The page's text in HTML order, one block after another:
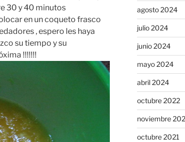
30 y 40 minutos
en un coqueto frasco
, espero les haya
su tiempo y su
!!!!!!!
agosto 2024
julio 2024
junio 2024
mayo 2024
abril 2024
octubre 2022
noviembre
octubre 2021